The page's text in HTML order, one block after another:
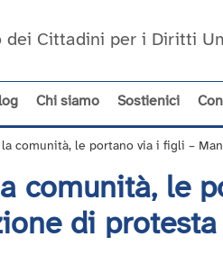
dei Cittadini per i Diritti
Chi siamo Sostienici
la comunità, le portano via i figli –
comunità, le
di protesta